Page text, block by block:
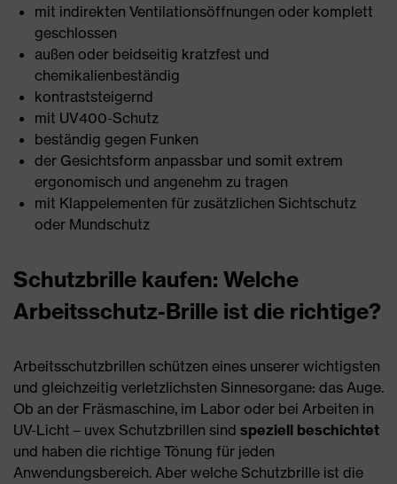
mit indirekten Ventilationsöffnungen oder komplett
geschlossen
außen oder beidseitig kratzfest und
chemikalienbeständig
kontraststeigernd
mit UV400-Schutz
beständig gegen Funken
der Gesichtsform anpassbar und somit extrem
ergonomisch und angenehm zu tragen
mit Klappelementen für zusätzlichen Sichtschutz
oder Mundschutz
Schutzbrille kaufen: Welche
Arbeitsschutz-Brille ist die richtige?
Arbeitsschutzbrillen schützen eines unserer wichtigsten
und gleichzeitig verletzlichsten Sinnesorgane: das Auge.
Ob an der Fräsmaschine, im Labor oder bei Arbeiten in
UV-Licht – uvex Schutzbrillen sind speziell beschichtet
und haben die richtige Tönung für jeden
Anwendungsbereich. Aber welche Schutzbrille ist die